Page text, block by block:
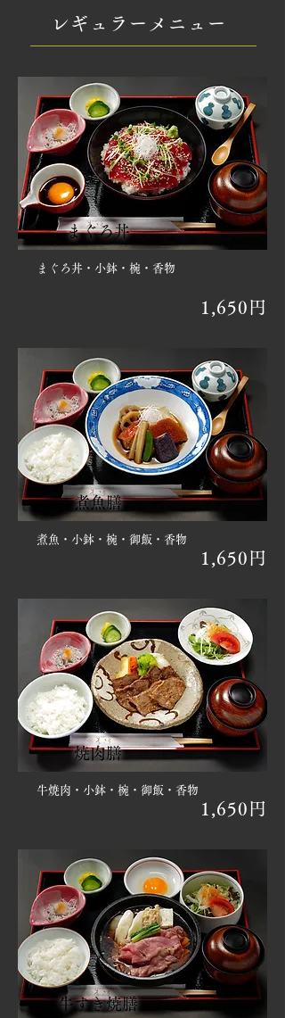
レギュラーメニュー
まぐろ丼
1,650円
まぐろ丼・小鉢・椀・香物
煮魚膳
1,650円
煮魚・小鉢・椀・御飯・香物
焼肉膳
1,650円
牛焼肉・小鉢・椀・御飯・香物​
牛すき焼膳